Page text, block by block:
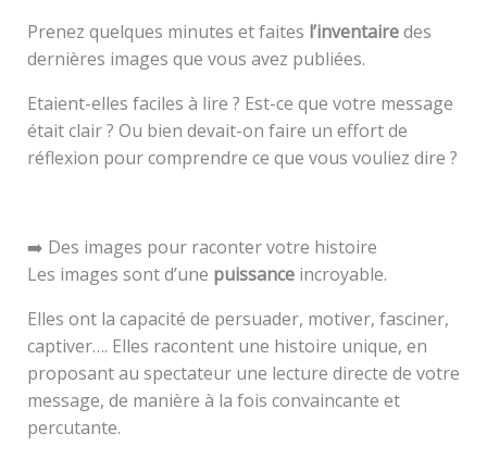
Prenez quelques minutes et faites l’inventairedes
dernières images que vous avez publiées.
Etaient-elles faciles à lire ? Est-ce que votre message
était clair ? Ou bien devait-on faire un effort de
réflexion pour comprendre ce que vous vouliez dire ?
➡️ Des images pour raconter votre histoire
Les images sont d’une puissanceincroyable.
Elles ont la capacité de persuader, motiver, fasciner,
captiver…. Elles racontent une histoire unique, en
proposant au spectateur une lecture directe de votre
message, de manière à la fois convaincante et
percutante.